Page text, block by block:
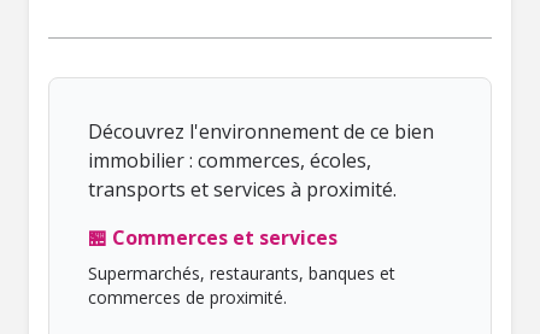
Découvrez l'environnement de ce bien
immobilier : commerces, écoles,
transports et services à proximité.
🏪 Commerces et services
Supermarchés, restaurants, banques et
commerces de proximité.